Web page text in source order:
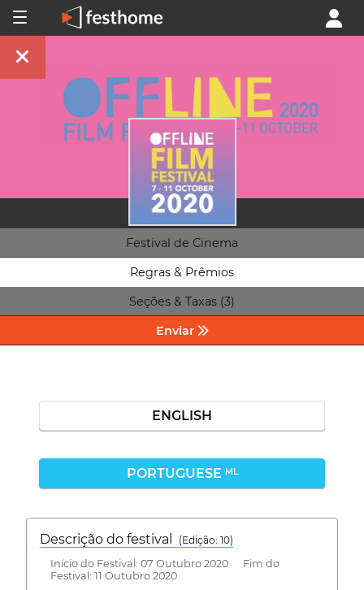
Festival de Cinema
Regras & Prêmios
Seções & Taxas (3)
Enviar
ENGLISH
PORTUGUESE ML
Descrição do festival
(Edição: 10)
Início do Festival: 07 Outubro 2020 Fim do
Festival: 11 Outubro 2020